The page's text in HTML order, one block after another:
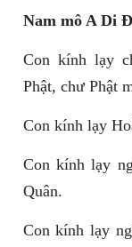
Nam mô A Di
Con kính lạy
Phật, chư Phật
Con kính lạy
Con kính lạy
Quân.
Con kính lạy